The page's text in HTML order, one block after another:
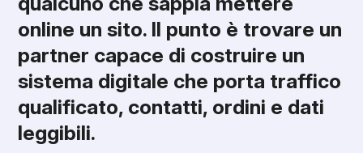
online un sito. Il punto è trovare un
partner capace di costruire un
sistema digitale che porta traffico
qualificato, contatti, ordini e dati
leggibili.